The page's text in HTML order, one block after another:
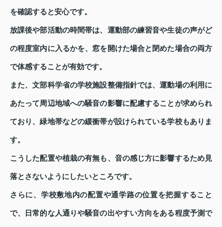
を確認すると安心です。
放課後や部活動の時間帯は、運動部の練習音や生徒の声がど
の程度室内に入るかを、窓を開けた場合と閉めた場合の両方
で体感することが有効です。
また、文部科学省の学校施設整備指針では、運動場の利用に
あたって周辺地域への騒音の影響に配慮することが求められ
ており、緑地帯などの緩衝帯が設けられている学校もありま
す。
こうした配置や植栽の有無も、音の感じ方に影響するため見
落とさないようにしたいところです。
さらに、学校敷地内の配置や通学路の位置を把握すること
で、日常的な人通りや騒音の出やすい方向をある程度予測で